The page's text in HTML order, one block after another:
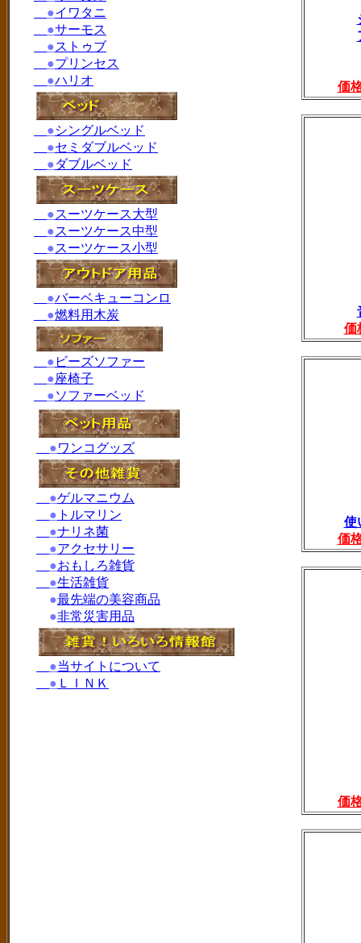
価
価
使
価
価
●イワタニ
●サーモス
●ストゥブ
●プリンセス
●ハリオ
●シングルベッド
●セミダブルベッド
●ダブルベッド
●スーツケース大型
●スーツケース中型
●スーツケース小型
●バーベキューコンロ
●燃料用木炭
● ビーズソファー
●座椅子
●ソファーベッド
●ワンコグッズ
●ゲルマニウム
● トルマリン
●ナリネ菌
●アクセサリー
●おもしろ雑貨
●生活雑貨
●最先端の美容商品
●非常災害用品
●当サイトについて
● ＬＩＮＫ